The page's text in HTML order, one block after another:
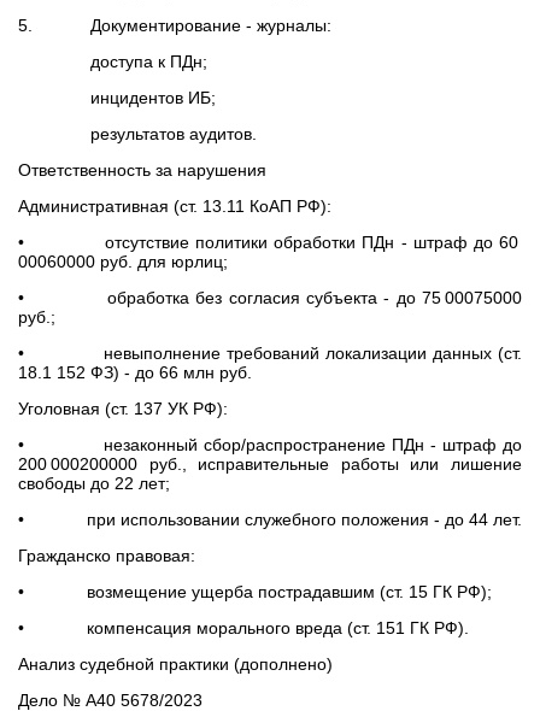
5. Документирование - журналы:
доступа к ПДн;
инцидентов ИБ;
результатов аудитов.
Ответственность за нарушения
Административная (ст. 13.11 КоАП РФ):
• отсутствие политики обработки ПДн - штраф до 60
00060000 руб. для юрлиц;
• обработка без согласия субъекта - до 75 00075000
руб.;
• невыполнение требований локализации данных (ст.
18.1 152 ФЗ) - до 66 млн руб.
Уголовная (ст. 137 УК РФ):
• незаконный сбор/распространение ПДн - штраф до
200 000200000 руб., исправительные работы или лишение
свободы до 22 лет;
• при использовании служебного положения - до 44 лет.
Гражданско правовая:
• возмещение ущерба пострадавшим (ст. 15 ГК РФ);
• компенсация морального вреда (ст. 151 ГК РФ).
Анализ судебной практики (дополнено)
Дело № А40 5678/2023